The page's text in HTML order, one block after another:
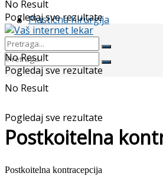
Plastična hirurgija
No Result
Pogledaj sve rezultate
No Result
Pogledaj sve rezultate
No Result
Pogledaj sve rezultate
Postkoitelna
Postkoitelna kontracepcija